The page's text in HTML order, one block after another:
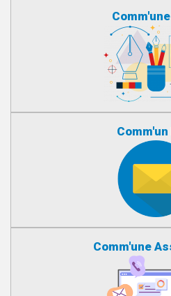
Comm'un
Comm'une